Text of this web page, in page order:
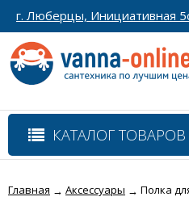
г. Люберцы, Инициативная
КАТАЛОГ ТОВАРОВ
Главная → Аксессуары → Полка